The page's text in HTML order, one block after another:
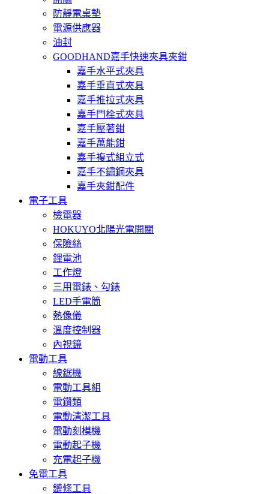
防靜電桌墊
電源供應器
油封
GOODHAND嘉手快速夾具夾鉗
嘉手水平式夾具
嘉手垂直式夾具
嘉手推拉式夾具
嘉手門栓式夾具
嘉手壓著鉗
嘉手萬能鉗
嘉手複式組立式
嘉手不鏽鋼夾具
嘉手夾鉗配件
電子工具
檢電器
HOKUYO北陽光電開關
保險絲
鋰電池
工作燈
三用電錶、勾錶
LED手電筒
熱像儀
溫度控制器
內視鏡
電動工具
線鋸機
電動工具組
電鑽類
電動清潔工具
電動刻模機
電動起子機
充電起子機
免電工具
鏈條工具